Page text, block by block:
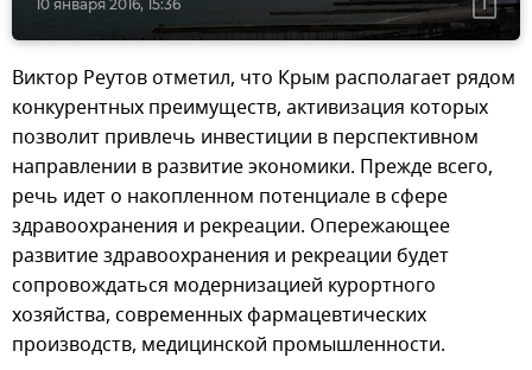
10 января 2016, 15:36
Виктор Реутов отметил, что Крым располагает рядом
конкурентных преимуществ, активизация которых
позволит привлечь инвестиции в перспективном
направлении в развитие экономики. Прежде всего,
речь идет о накопленном потенциале в сфере
здравоохранения и рекреации. Опережающее
развитие здравоохранения и рекреации будет
сопровождаться модернизацией курортного
хозяйства, современных фармацевтических
производств, медицинской промышленности.